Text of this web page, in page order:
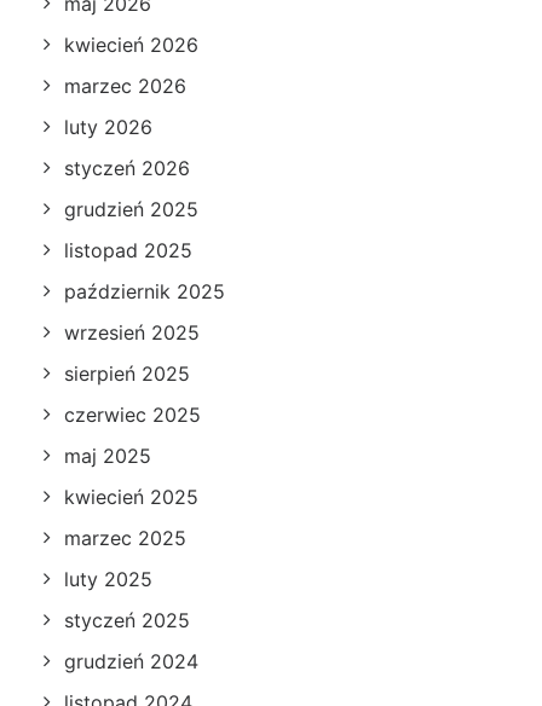
kwiecień 2026
marzec 2026
luty 2026
styczeń 2026
grudzień 2025
listopad 2025
październik 2025
wrzesień 2025
sierpień 2025
czerwiec 2025
maj 2025
kwiecień 2025
marzec 2025
luty 2025
styczeń 2025
grudzień 2024